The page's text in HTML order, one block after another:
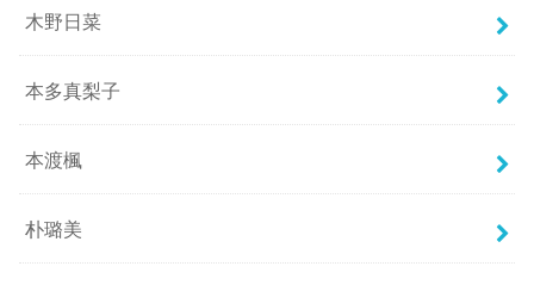
木野日菜
本多真梨子
本渡楓
朴璐美